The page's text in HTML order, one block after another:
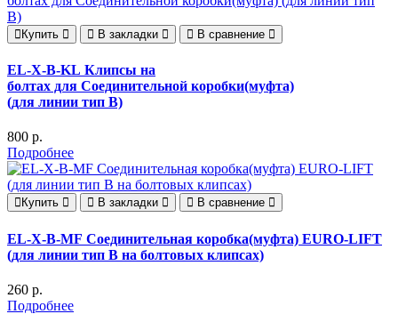
Купить В закладки В сравнение
EL-X-B-KL Клипсы на
болтах для Соединительной коробки(муфта)
(для линии тип B)
800 р.
Подробнее
Купить В закладки В сравнение
EL-X-B-MF Соединительная коробка(муфта) EURO-LIFT
(для линии тип B на болтовых клипсах)
260 р.
Подробнее